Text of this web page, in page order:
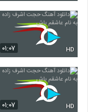
۰۱:۰۷ HD
۰۱:۰۷ HD